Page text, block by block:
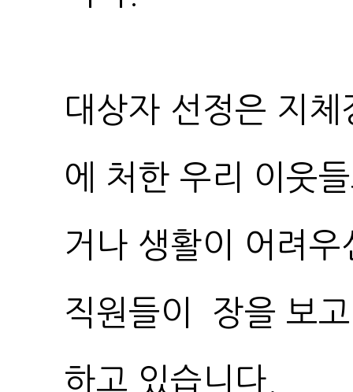
하고 있습니다.